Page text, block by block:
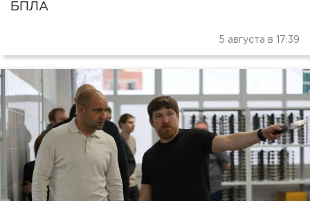
БПЛА
5 августа в 17:39